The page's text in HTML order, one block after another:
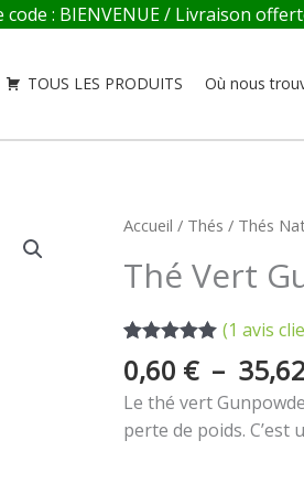
: BIENVENUE / Livraison
TOUS LES PRODUITS Où nous
Accueil / Thés / Thés
Thé Vert
sur 5 basé
client
(1 avis
0,60 € – 35,62
Le thé vert
perte de poids.
quantité
Thé
Gunpowder